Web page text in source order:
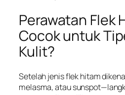
Perawatan Flek
Cocok untuk
Kulit?
Setelah jenis flek hitam
melasma, atau